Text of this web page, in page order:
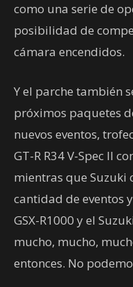
como una serie de
posibilidad de
cámara encendidos.
Y el parche también
próximos paquetes
nuevos eventos,
GT-R R34 V-Spec II
mientras que Suzuki
cantidad de eventos
GSX-R1000 y el
mucho, mucho,
entonces. No